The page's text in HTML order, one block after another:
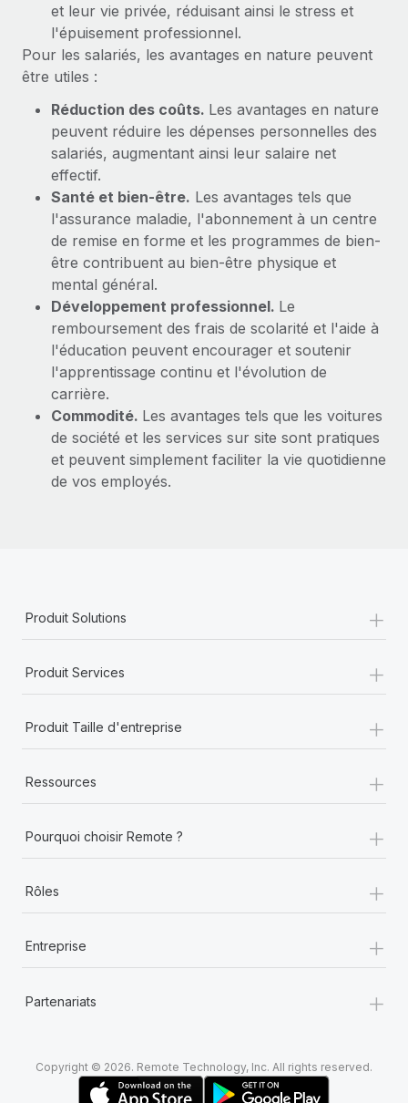
et leur vie privée, réduisant ainsi le stress et
l'épuisement professionnel.
Pour les salariés, les avantages en nature peuvent
être utiles :
Réduction des coûts. Les avantages en nature
peuvent réduire les dépenses personnelles des
salariés, augmentant ainsi leur salaire net
effectif.
Santé et bien-être. Les avantages tels que
l'assurance maladie, l'abonnement à un centre
de remise en forme et les programmes de bien-
être contribuent au bien-être physique et
mental général.
Développement professionnel. Le
remboursement des frais de scolarité et l'aide à
l'éducation peuvent encourager et soutenir
l'apprentissage continu et l'évolution de
carrière.
Commodité. Les avantages tels que les voitures
de société et les services sur site sont pratiques
et peuvent simplement faciliter la vie quotidienne
de vos employés.
Produit Solutions +
Produit Services +
Produit Taille d'entreprise +
Ressources +
Pourquoi choisir Remote ? +
Rôles +
Entreprise +
Partenariats +
Copyright © 2026. Remote Technology, Inc. All rights reserved.